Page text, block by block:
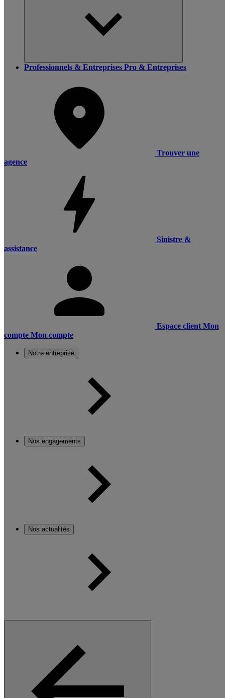
Professionnels & Entreprises Pro & Entreprises
Trouver une
agence
Sinistre &
assistance
Espace client Mon
compte Mon compte
Notre entreprise
Nos engagements
Nos actualités